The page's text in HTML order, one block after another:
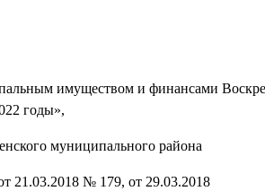
имуществом и финансами
годы»,
муниципального района
21.03.2018 № 179, от 29.03.2018